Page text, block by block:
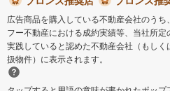
広告商品を購入している不動産会社のう
フー不動産における成約実績等、当社所
実践していると認めた不動産会社（もし
扱物件）に表示されます。